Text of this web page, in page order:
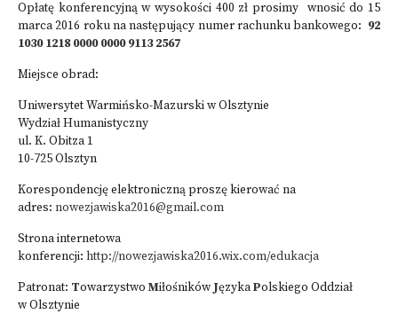
Opłatę konferencyjną w wysokości 400 zł prosimy wnosić do 15
marca 2016 roku na następujący numer rachunku bankowego: 92
1030 1218 0000 0000 9113 2567
Miejsce obrad:
Uniwersytet Warmińsko-Mazurski w Olsztynie
Wydział Humanistyczny
ul. K. Obitza 1
10-725 Olsztyn
Korespondencję elektroniczną proszę kierować na
adres: nowezjawiska2016@gmail.com
Strona internetowa
konferencji: http://nowezjawiska2016.wix.com/edukacja
Patronat: TowarzystwoMiłośnikówJęzykaPolskiego Oddział
w Olsztynie